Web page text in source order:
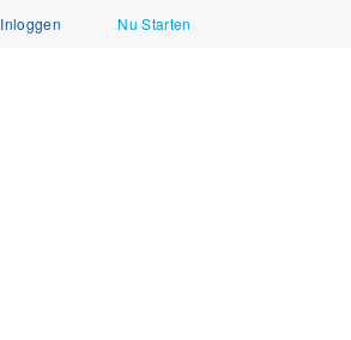
Inloggen Nu Starten